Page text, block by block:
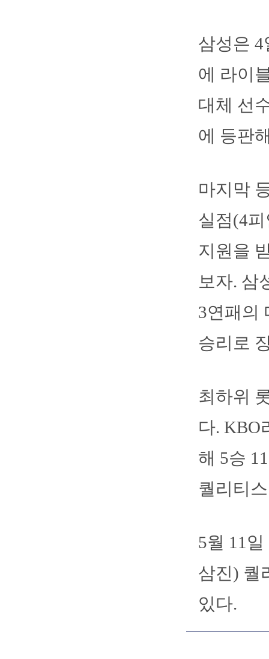
삼성은
에 라이
대체 선
에 등판
마지막
실점(4
지원을
보자. 삼
3연패의
승리로
최하위
다. KBO
해 5승
퀄리티
5월 11
삼진) 퀄
있다.